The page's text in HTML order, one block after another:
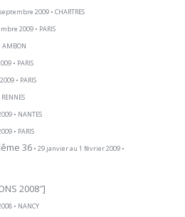
2009 • CHARTRES
2009 • PARIS
AMBON
• PARIS
• PARIS
• NANTES
• PARIS
36 • 29 janvier au 1 février 2009 •
2008″]
• NANCY